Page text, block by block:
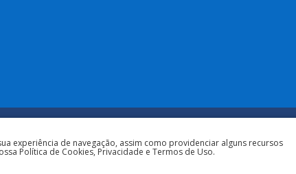
Todos os direitos
experiência de navegação, assim como providenciar alguns recursos
Política de Cookies, Privacidade e Termos de Uso.